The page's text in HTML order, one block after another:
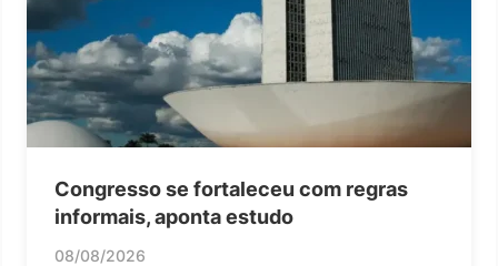
Congresso se fortaleceu com regras
informais, aponta estudo
08/08/2026